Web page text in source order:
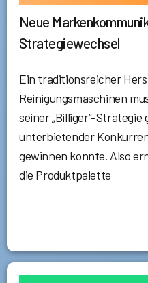
Neue
Strategiewechsel
Ein traditionsreicher
Reinigungsmaschinen
seiner „Billiger“-
unterbietender
gewinnen konnte. Also
die Produktpalette